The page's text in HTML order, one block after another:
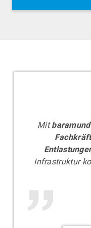
Mit
Infrastruktur
mit